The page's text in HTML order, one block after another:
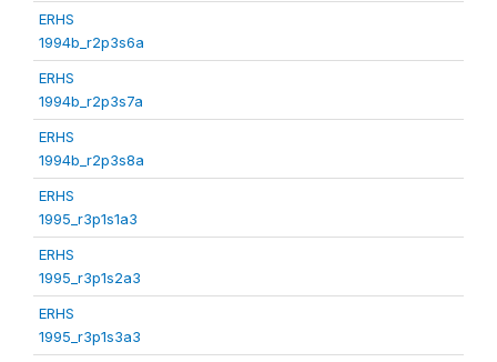
ERHS
1994b_r2p3s6a
ERHS
1994b_r2p3s7a
ERHS
1994b_r2p3s8a
ERHS
1995_r3p1s1a3
ERHS
1995_r3p1s2a3
ERHS
1995_r3p1s3a3